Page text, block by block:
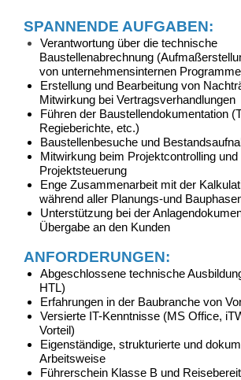
SPANNENDE AUFGABEN:
Verantwortung über die technische
Baustellenabrechnung
von unternehmensinternen
Erstellung und Bearbeitung von
Mitwirkung bei Vertragsverhandlungen
Führen der Baustellendokumentation
Regieberichte, etc.)
Baustellenbesuche und
Mitwirkung beim Projektcontrolling und
Projektsteuerung
Enge Zusammenarbeit mit der
während aller Planungs-und
Unterstützung bei der
Übergabe an den Kunden
ANFORDERUNGEN:
Abgeschlossene technische
HTL)
Erfahrungen in der Baubranche von
Versierte IT-Kenntnisse(MS Office,
Vorteil)
Eigenständige, strukturierte und
Arbeitsweise
Führerschein Klasse B und